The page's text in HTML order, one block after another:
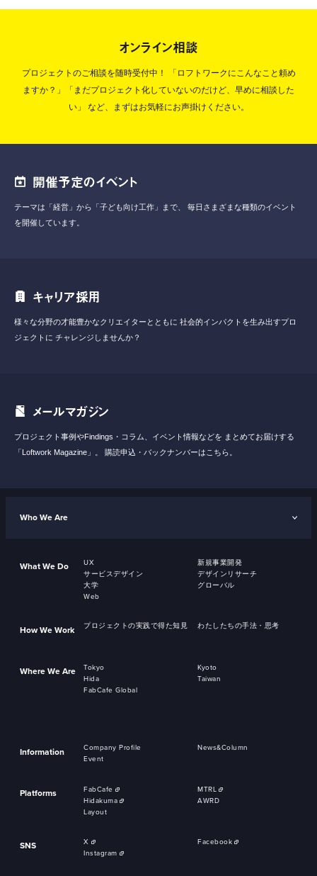
オンライン相談
プロジェクトのご相談を随時受付中！
「ロフトワークにこんなこと頼め
ますか？」「まだプロジェクト化していないのだけど、早めに相談した
い」
など、まずはお気軽にお声掛けください。
開催予定のイベント
テーマは「経営」から「子ども向け工作」まで、
毎日さまざまな種類のイベント
を開催しています。
キャリア採用
様々な分野の才能豊かなクリエイターとともに 社会的インパクトを生み出すプロ
ジェクトに チャレンジしませんか？
メールマガジン
プロジェクト事例やFindings・コラム、イベント情報などを まとめてお届けする
「Loftwork Magazine」。
購読申込・バックナンバーはこちら。
Who We Are
What We Do UX
新規事業開発
サービスデザイン
デザインリサーチ
大学
グローバル
Web
How We Work プロジェクトの実践で得た知見 わたしたちの手法・思考
Where We Are Tokyo
Kyoto
Hida
Taiwan
FabCafe Global
Information Company Profile
News&Column
Event
Platforms FabCafe
MTRL
Hidakuma
AWRD
Layout
SNS X
Facebook
Instagram